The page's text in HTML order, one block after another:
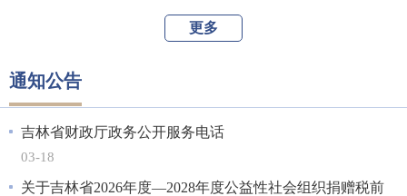
更多
通知公告
吉林省财政厅政务公开服务电话
03-18
关于吉林省2026年度—2028年度公益性社会组织捐赠税前